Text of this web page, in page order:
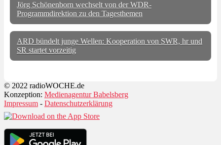
Jörg Schönenborn wechselt von der WDR-
Programmdirektion zu den Tagesthemen
ARD bündelt junge Wellen: Kooperation von SWR, hr und
SR startet vorzeitig
© 2022 radioWOCHE.de
Konzeption: Medienagentur Babelsberg
Impressum - Datenschutzerklärung